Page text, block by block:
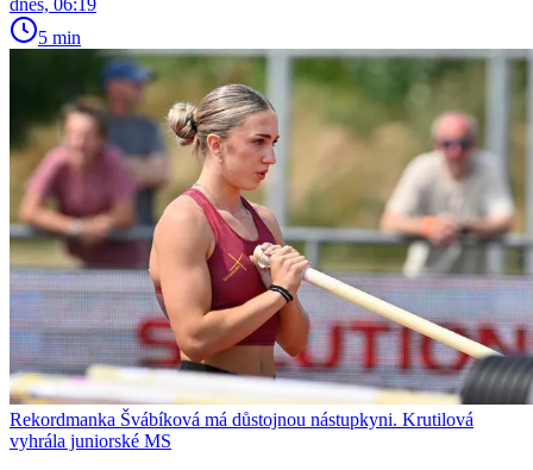
dnes, 06:19
5 min
Rekordmanka Švábíková má důstojnou nástupkyni. Krutilová
vyhrála juniorské MS